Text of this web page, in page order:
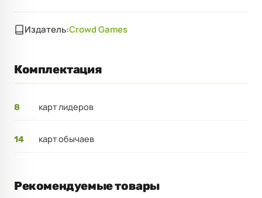
Издатель:Crowd Games
Комплектация
8 карт лидеров
14 карт обычаев
Рекомендуемые товары